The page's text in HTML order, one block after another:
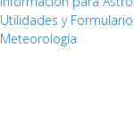
Utilidades y
Meteorología